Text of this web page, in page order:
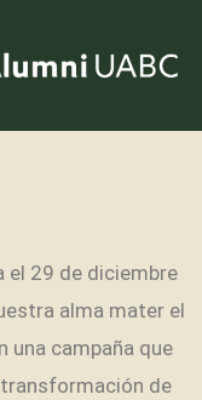
el 29 de diciembre
alma mater el
una campaña que
de